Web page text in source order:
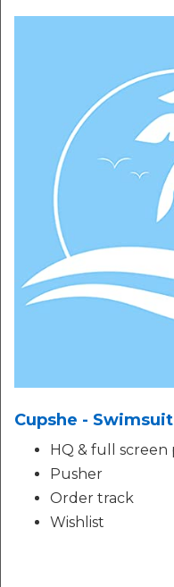
Cupshe -
HQ & full
Pusher
Order track
Wishlist